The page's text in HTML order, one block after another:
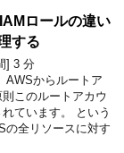
ロールの違い
する
] 3 分
AWSからルートア
このルートアカウ
ています。 という
の全リソースに対す